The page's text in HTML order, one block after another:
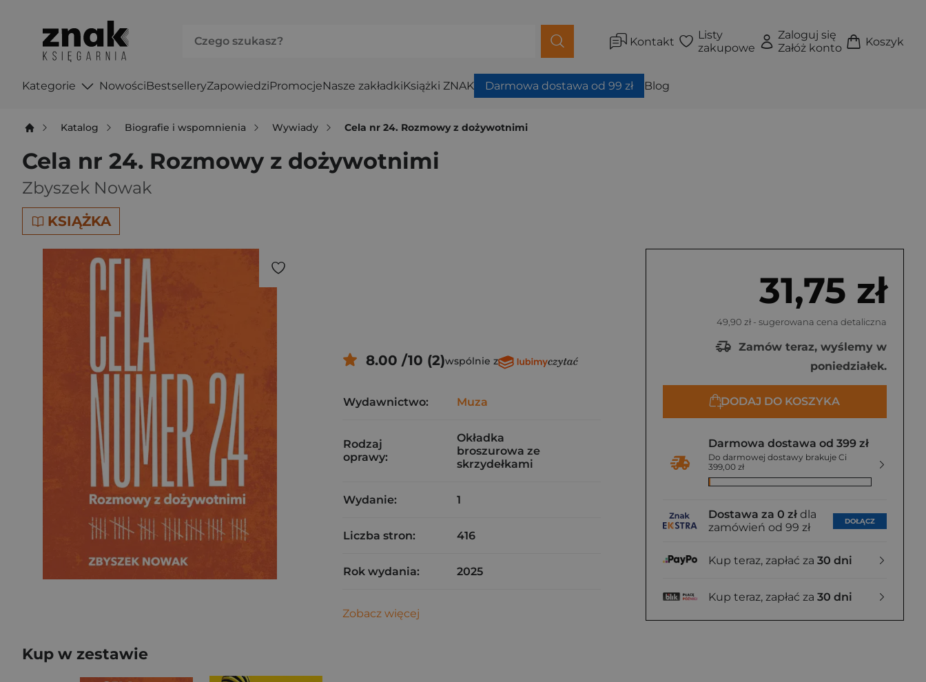
Kontakt
Listy
zakupowe
Zaloguj się
Załóż konto
Koszyk
Kategorie NowościBestselleryZapowiedziPromocjeNasze zakładkiKsiążki ZNAK Darmowa dostawa od 99 zł Blog
Katalog Biografie i wspomnienia Wywiady Cela nr 24. Rozmowy z dożywotnimi
Cela nr 24. Rozmowy z dożywotnimi
Zbyszek Nowak
KSIĄŻKA
31,75 zł
49,90 zł - sugerowana cena detaliczna
Zamów teraz, wyślemy w
poniedziałek.
DODAJ DO KOSZYKA
Darmowa dostawa od 399 zł
Do darmowej dostawy brakuje Ci
399,00 zł
Dostawa za 0 zł dla
zamówień od 99 zł
DOŁĄCZ
Kup teraz, zapłać za 30 dni
Kup teraz, zapłać za 30 dni
8.00 /10 (2)wspólnie z
Wydawnictwo: Muza
Rodzaj
oprawy:
Okładka
broszurowa ze
skrzydełkami
Wydanie: 1
Liczba stron: 416
Rok wydania: 2025
Zobacz więcej
Kup w zestawie